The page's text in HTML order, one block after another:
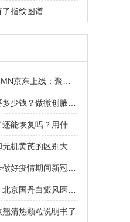
了指纹图谱
清热颗粒说明书了